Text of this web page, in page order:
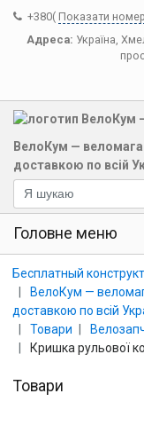
+380( Показати номер
Адреса: Україна,
ВелоКум —
доставкою по всій
Головне меню
Бесплатный
ВелоКум —
доставкою по всій
Товари
Кришка рульової
Товари